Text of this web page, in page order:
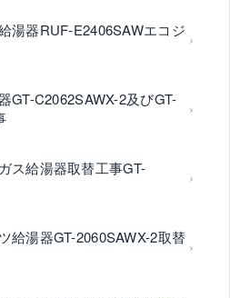
湯器RUF-E2406SAWエコジ
GT-C2062SAWX-2及びGT-
ス給湯器取替工事GT-
給湯器GT-2060SAWX-2取替